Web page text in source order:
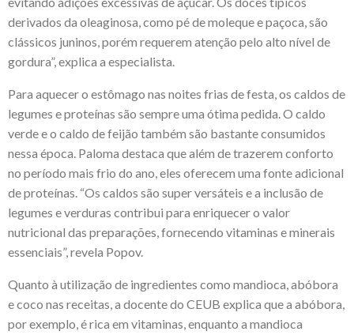
derivados da oleaginosa, como pé de moleque e paçoca, são
clássicos juninos, porém requerem atenção pelo alto nível de
gordura”, explica a especialista.
Para aquecer o estômago nas noites frias de festa, os caldos de
legumes e proteínas são sempre uma ótima pedida. O caldo
verde e o caldo de feijão também são bastante consumidos
nessa época. Paloma destaca que além de trazerem conforto
no período mais frio do ano, eles oferecem uma fonte adicional
de proteínas. “Os caldos são super versáteis e a inclusão de
legumes e verduras contribui para enriquecer o valor
nutricional das preparações, fornecendo vitaminas e minerais
essenciais”, revela Popov.
Quanto à utilização de ingredientes como mandioca, abóbora
e coco nas receitas, a docente do CEUB explica que a abóbora,
por exemplo, é rica em vitaminas, enquanto a mandioca